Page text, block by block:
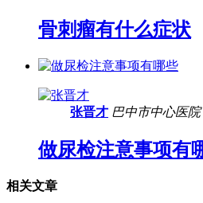
骨刺瘤有什么症状
张晋才 巴中市中心医院
做尿检注意事项有
相关文章